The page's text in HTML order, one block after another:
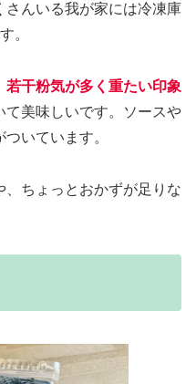
さんいる我が家には冷凍庫
。
若干粉気が多く重たい印象
て美味しいです。ソースや
いています。
ちょっとおかずが足りな